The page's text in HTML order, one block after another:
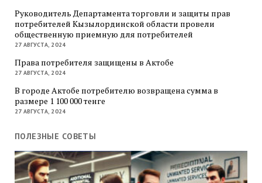
Руководитель Департамента торговли и защиты прав
потребителей Кызылординской области провели
общественную приемную для потребителей
27 АВГУСТА, 2024
Права потребителя защищены в Актобе
27 АВГУСТА, 2024
В городе Актобе потребителю возвращена сумма в
размере 1 100 000 тенге
27 АВГУСТА, 2024
ПОЛЕЗНЫЕ СОВЕТЫ